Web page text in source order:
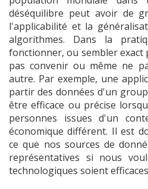
déséquilibre peut avoir de
l'applicabilité et la
algorithmes. Dans la
fonctionner, ou sembler
pas convenir ou même ne
autre. Par exemple, une
partir des données d'un
être efficace ou précise
personnes issues d'un
économique différent. Il est
ce que nos sources de
représentatives si nous
technologiques soient